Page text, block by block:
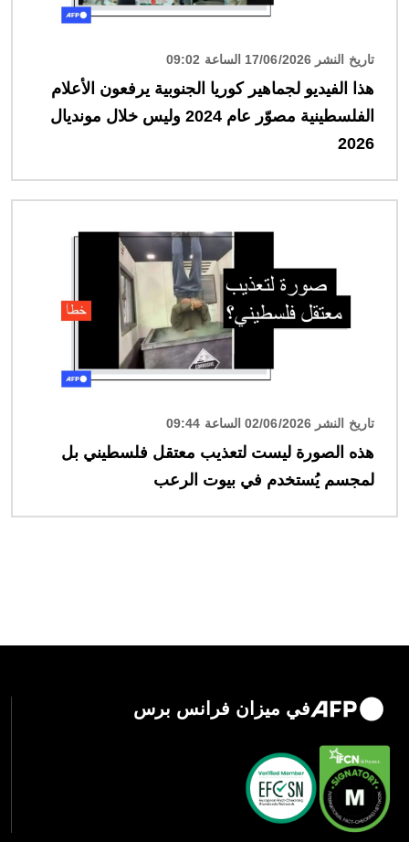
تاريخ النشر 17/06/2026 الساعة 09:02
هذا الفيديو لجماهير كوريا الجنوبية يرفعون الأعلام
الفلسطينية مصوّر عام 2024 وليس خلال مونديال
2026
تاريخ النشر 02/06/2026 الساعة 09:44
هذه الصورة ليست لتعذيب معتقل فلسطيني بل
لمجسم يُستخدم في بيوت الرعب
في ميزان فرانس برس